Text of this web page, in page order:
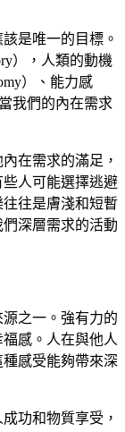
是唯一的目標。
），人類的動機
）、能力感
當我們的內在需求
在需求的滿足，
人可能選擇逃避
往是膚淺和短暫
深層需求的活動
之一。強有力的
感。人在與他人
感受能夠帶來深
功和物質享受，